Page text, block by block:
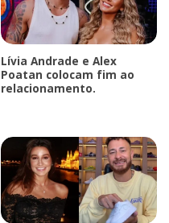
Lívia Andrade e Alex
Poatan colocam fim ao
relacionamento.